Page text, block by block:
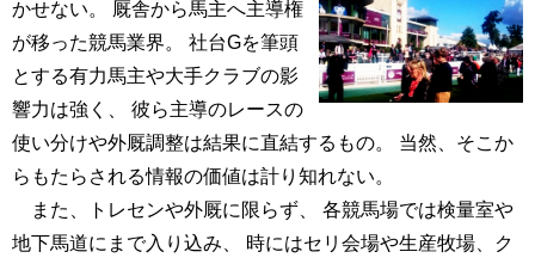
かせない。 厩舎から馬主へ主導権
が移った競馬業界。 社台Gを筆頭
とする有力馬主や大手クラブの影
響力は強く、 彼ら主導のレースの
使い分けや外厩調整は結果に直結するもの。 当然、そこか
らもたらされる情報の価値は計り知れない。
また、トレセンや外厩に限らず、 各競馬場では検量室や
地下馬道にまで入り込み、 時にはセリ会場や生産牧場、ク